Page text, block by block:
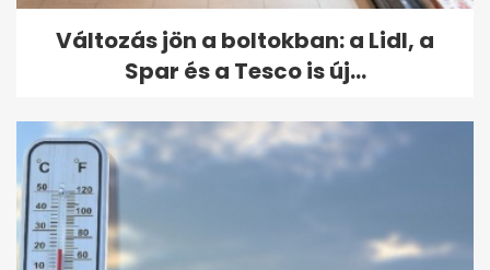
Változás jön a boltokban: a Lidl, a
Spar és a Tesco is új...